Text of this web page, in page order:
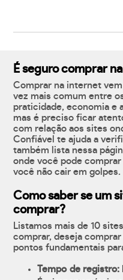
É seguro comprar
Comprar na internet
vez mais comum entre
praticidade, economia e
mas é preciso ficar
com relação aos sites
Confiável te ajuda a
também lista nessa
onde você pode
você não cair em golpes.
Como saber se um
comprar?
Listamos mais de 10
comprar, deseja
pontos fundamentais
Tempo de registro: